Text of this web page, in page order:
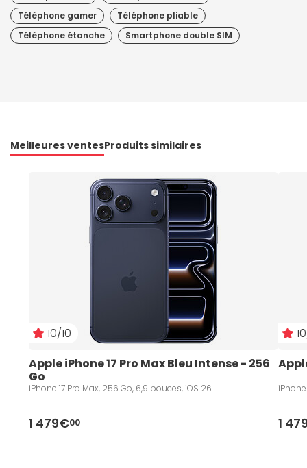
Téléphone gamer
Téléphone pliable
Téléphone étanche
Smartphone double SIM
Meilleures ventesProduits similaires
10/10
Apple iPhone 17 Pro Max Bleu Intense - 256
Go
iPhone 17 Pro Max, 256 Go, 6,9 pouces, iOS 26
1 479€00 1